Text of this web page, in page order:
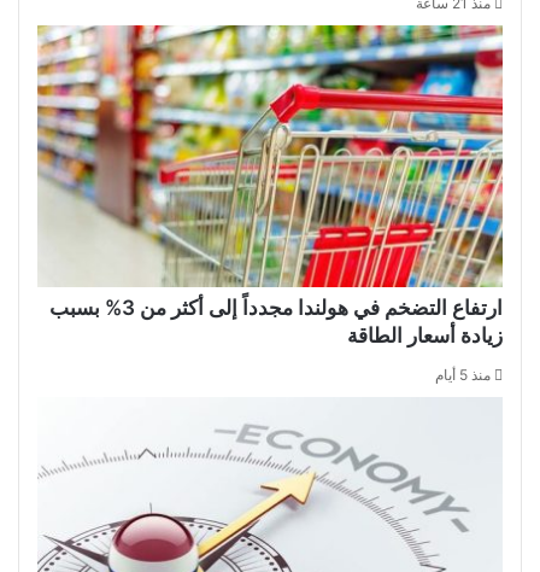
ارتفاع التضخم في هولندا مجدداً إلى أكثر من 3% بسبب
زيادة أسعار الطاقة
منذ 5 أيام